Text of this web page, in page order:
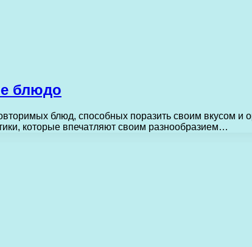
блюдо
блюд, способных поразить своим вкусом и
которые впечатляют своим разнообразием…